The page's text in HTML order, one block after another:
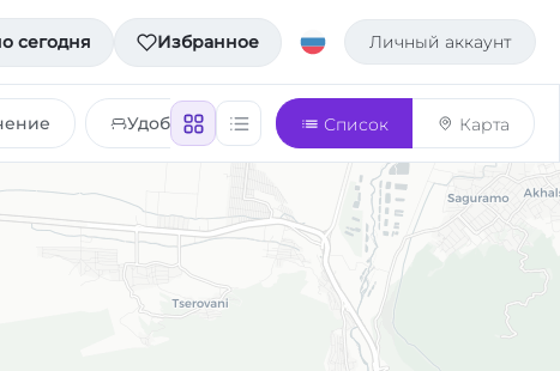
сегодня Избранное Личный аккаунт
Удобства Список Карта